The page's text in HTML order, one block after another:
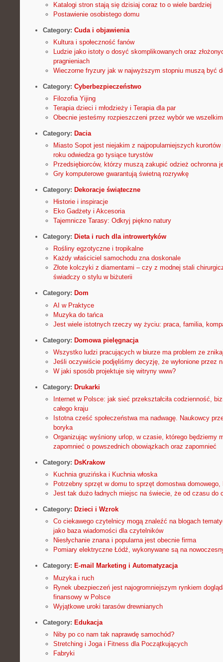
Katalogi stron stają się dzisiaj coraz to o wiele bardziej
Postawienie osobistego domu
Category: Cuda i objawienia
Kultura i społeczność fanów
Ludzie jako istoty o dosyć skomplikowanych oraz
pragnieniach
Wieczorne fryzury jak w najwyższym stopniu muszą być
Category: Cyberbezpieczeństwo
Filozofia Yijing
Terapia dzieci i młodzieży i Terapia dla par
Obecnie jesteśmy rozpieszczeni przez wybór we
Category: Dacia
Miasto Sopot jest niejakim z najpopularniejszych kurortów
roku odwiedza go tysiące turystów
Przedsiębiorców, którzy muszą zakupić odzież ochronna
Gry komputerowe gwarantują świetną rozrywkę
Category: Dekoracje świąteczne
Historie i inspiracje
Eko Gadżety i Akcesoria
Tajemnicze Tarasy: Odkryj piękno natury
Category: Dieta i ruch dla introwertyków
Rośliny egzotyczne i tropikalne
Każdy właściciel samochodu zna doskonale
Złote kolczyki z diamentami – czy z modnej stali
świadczy o stylu w biżuterii
Category: Dom
AI w Praktyce
Muzyka do tańca
Jest wiele istotnych rzeczy wy życiu: praca, familia,
Category: Domowa pielęgnacja
Wszystko ludzi pracujących w biurze ma problem ze
Jeśli oczywiście podjęliśmy decyzję, że wyłonione przez
W jaki sposób projektuje się witryny www?
Category: Drukarki
Internet w Polsce: jak sieć przekształciła codzienność,
całego kraju
Istotna cześć społeczeństwa ma nadwagę. Naukowcy
boryka
Organizując wyśniony urlop, w czasie, którego będziemy
zapomnieć o powszednich obowiązkach oraz zapomnieć
Category: DsKrakow
Kuchnia gruzińska i Kuchnia włoska
Potrzebny sprzęt w domu to sprzęt domostwa domowego,
Jest tak dużo ładnych miejsc na świecie, że od czasu do
Category: Dzieci i Wzrok
Co ciekawego czytelnicy mogą znaleźć na blogach
jako baza wiadomości dla czytelników
Niesłychanie znana i popularna jest obecnie firma
Pomiary elektryczne Łódź, wykonywane są na
Category: E-mail Marketing i Automatyzacja
Muzyka i ruch
Rynek ubezpieczeń jest najogromniejszym rynkiem
finansowy w Polsce
Wyjątkowe uroki tarasów drewnianych
Category: Edukacja
Niby po co nam tak naprawdę samochód?
Stretching i Joga i Fitness dla Początkujących
Fabryki